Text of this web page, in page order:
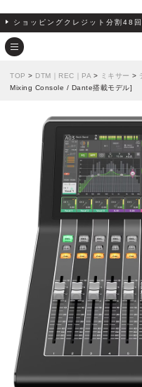
ショッピングクレジット分割48
TOP > DTM｜REC｜PA > ミキサー >
Mixing Console / Dante搭載モデル]